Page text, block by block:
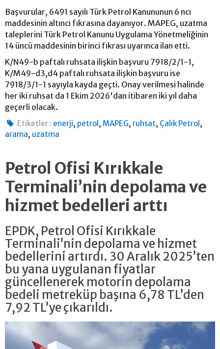
Başvurular, 6491 sayılı Türk Petrol Kanununun 6 ncı
maddesinin altıncı fıkrasına dayanıyor. MAPEG, uzatma
taleplerini Türk Petrol Kanunu Uygulama Yönetmeliğinin
14 üncü maddesinin birinci fıkrası uyarınca ilan etti.
K/N49-b paftalı ruhsata ilişkin başvuru 7918/2/1-1,
K/M49-d3,d4 paftalı ruhsata ilişkin başvuru ise
7918/3/1-1 sayıyla kayda geçti. Onay verilmesi halinde
her iki ruhsat da 1 Ekim 2026'dan itibaren iki yıl daha
geçerli olacak.
Etiketler : enerji, petrol ,MAPEG, ruhsat, Çalık Petrol ,
arama, uzatma
Petrol Ofisi Kırıkkale
Terminali’nin depolama ve
hizmet bedelleri arttı
EPDK, Petrol Ofisi Kırıkkale
Terminali’nin depolama ve hizmet
bedellerini artırdı. 30 Aralık 2025’ten
bu yana uygulanan fiyatlar
güncellenerek motorin depolama
bedeli metreküp başına 6,78 TL’den
7,92 TL’ye çıkarıldı.